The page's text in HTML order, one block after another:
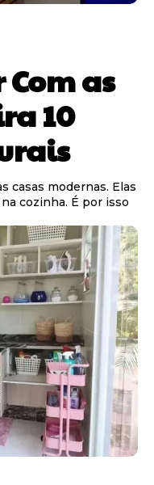
as
10
casas modernas. Elas
cozinha. É por isso